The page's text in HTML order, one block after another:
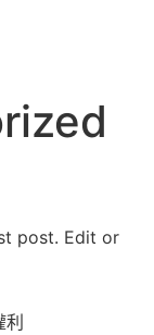
post. Edit or